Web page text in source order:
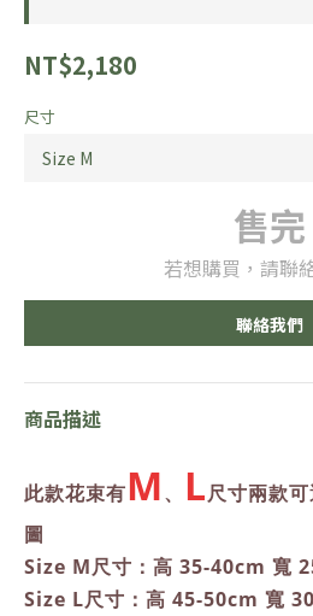
NT$2,180
尺寸
售完
若想購買，請聯
聯絡我們
商品描述
此款花束有M、 L尺寸兩款可
圖
Size M尺寸：高 35-40cm 寬
Size L尺寸：高 45-50cm 寬